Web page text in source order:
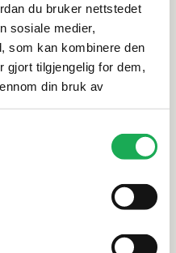
du bruker nettstedet
sosiale medier,
som kan kombinere den
gjort tilgjengelig for dem,
din bruk av